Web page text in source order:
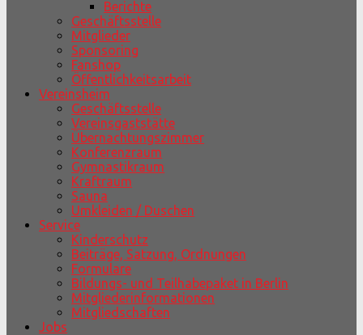
Berichte
Geschäftsstelle
Mitglieder
Sponsoring
Fanshop
Öffentlichkeitsarbeit
Vereinsheim
Geschäftsstelle
Vereinsgaststätte
Übernachtungszimmer
Konferenzraum
Gymnastikraum
Kraftraum
Sauna
Umkleiden / Duschen
Service
Kinderschutz
Beiträge, Satzung, Ordnungen
Formulare
Bildungs- und Teilhabepaket in Berlin
Mitgliederinformationen
Mitgliedschaften
Jobs